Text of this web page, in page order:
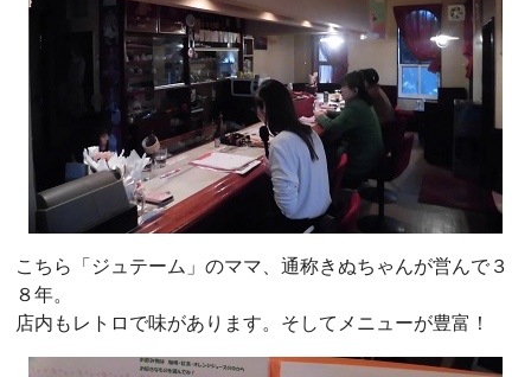
こちら「ジュテーム」のママ、通称きぬちゃんが営んで３
８年。
店内もレトロで味があります。そしてメニューが豊富！